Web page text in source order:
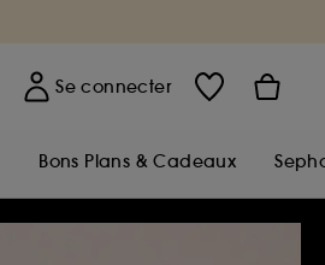
Se connecter
Bons Plans & Cadeaux